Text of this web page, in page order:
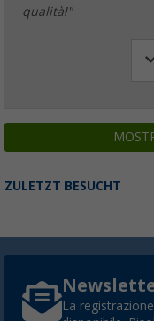
qualità!"
ZULETZT BESUCHT
La